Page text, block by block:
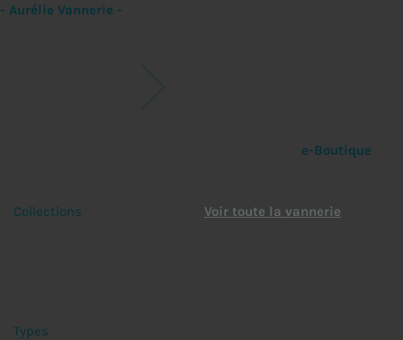
- Aurélie Vannerie -
e-Boutique
Collections Voir toute la vannerie
Types